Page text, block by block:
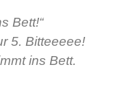
Bett!“
5. Bitteeeee!
ins Bett.